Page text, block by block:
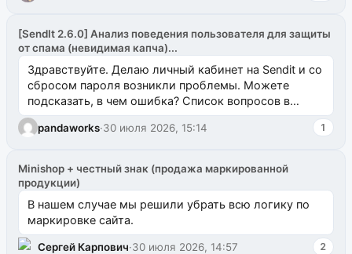
[SendIt 2.6.0] Анализ поведения пользователя для защиты
от спама (невидимая капча)...
Здравствуйте. Делаю личный кабинет на Sendit и со
сбросом пароля возникли проблемы. Можете
подсказать, в чем ошибка? Список вопросов в
одноименном разделе на modx.pro пока пуст, и,...
pandaworks·30 июля 2026, 15:14 1
Minishop + честный знак (продажа маркированной
продукции)
В нашем случае мы решили убрать всю логику по
маркировке сайта.
Сергей Карпович·30 июля 2026, 14:57 2